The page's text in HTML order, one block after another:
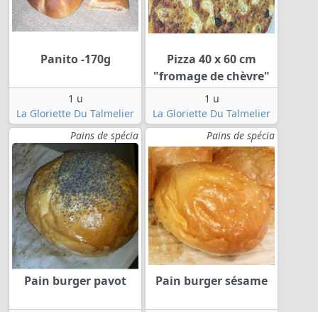
Panito -170g
1 u
La Gloriette Du Talmelier
Pizza 40 x 60 cm
"fromage de chèvre"
1 u
La Gloriette Du Talmelier
Pains de spécia
Pain burger pavot
Pains de spécia
Pain burger sésame